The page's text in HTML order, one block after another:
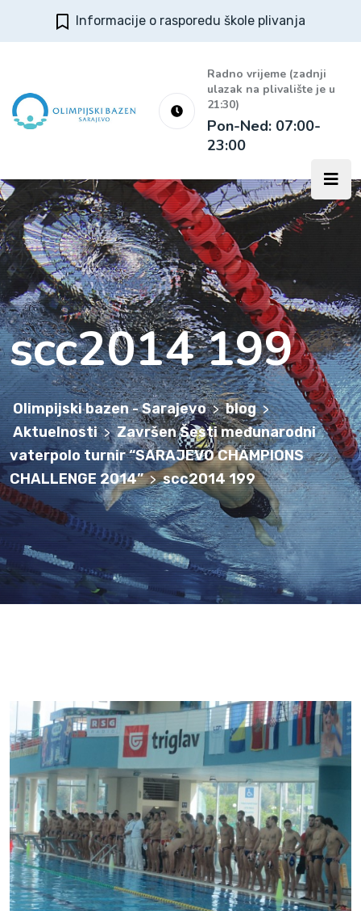
Informacije o rasporedu škole plivanja
Radno vrijeme (zadnji
ulazak na plivalište je u
21:30)
Pon-Ned: 07:00-
23:00
scc2014 199
Olimpijski bazen - Sarajevo > blog >
Aktuelnosti > Završen Šesti međunarodni
vaterpolo turnir “SARAJEVO CHAMPIONS
> scc2014 199